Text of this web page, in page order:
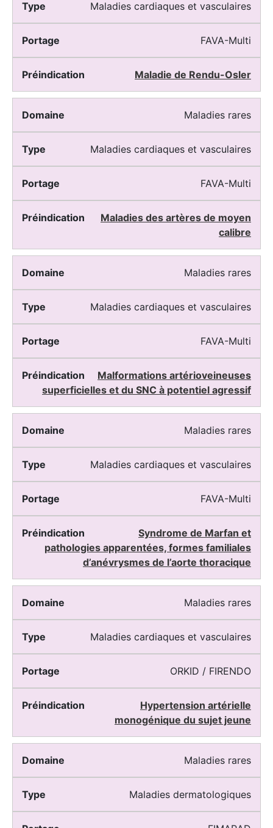
Maladies cardiaques et vasculaires
FAVA-Multi
Maladie de Rendu-Osler
Maladies rares
Maladies cardiaques et vasculaires
FAVA-Multi
Maladies des artères de moyen
calibre
Maladies rares
Maladies cardiaques et vasculaires
FAVA-Multi
Malformations artérioveineuses
superficielles et du SNC à potentiel agressif
Maladies rares
Maladies cardiaques et vasculaires
FAVA-Multi
Syndrome de Marfan et
pathologies apparentées, formes familiales
d’anévrysmes de l’aorte thoracique
Maladies rares
Maladies cardiaques et vasculaires
ORKID / FIRENDO
Hypertension artérielle
monogénique du sujet jeune
Maladies rares
Maladies dermatologiques